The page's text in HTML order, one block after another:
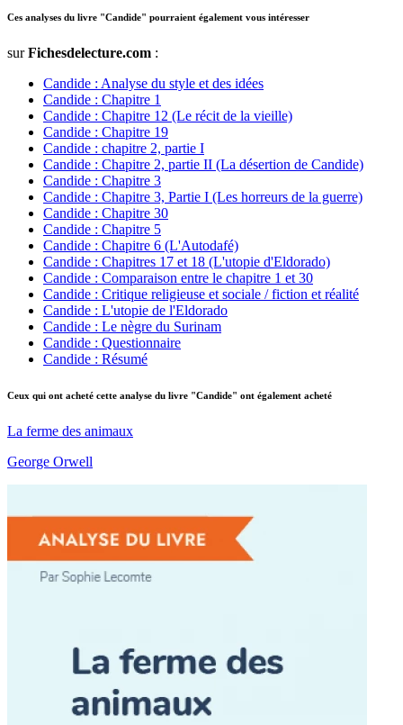
Ces analyses du livre "Candide" pourraient également vous intéresser
surFichesdelecture.com :
Candide : Analyse du style et des idées
Candide : Chapitre 1
Candide : Chapitre 12 (Le récit de la vieille)
Candide : Chapitre 19
Candide : chapitre 2, partie I
Candide : Chapitre 2, partie II (La désertion de Candide)
Candide : Chapitre 3
Candide : Chapitre 3, Partie I (Les horreurs de la guerre)
Candide : Chapitre 30
Candide : Chapitre 5
Candide : Chapitre 6 (L'Autodafé)
Candide : Chapitres 17 et 18 (L'utopie d'Eldorado)
Candide : Comparaison entre le chapitre 1 et 30
Candide : Critique religieuse et sociale / fiction et réalité
Candide : L'utopie de l'Eldorado
Candide : Le nègre du Surinam
Candide : Questionnaire
Candide : Résumé
Ceux qui ont acheté cette analyse du livre "Candide" ont également acheté
La ferme des animaux
George Orwell